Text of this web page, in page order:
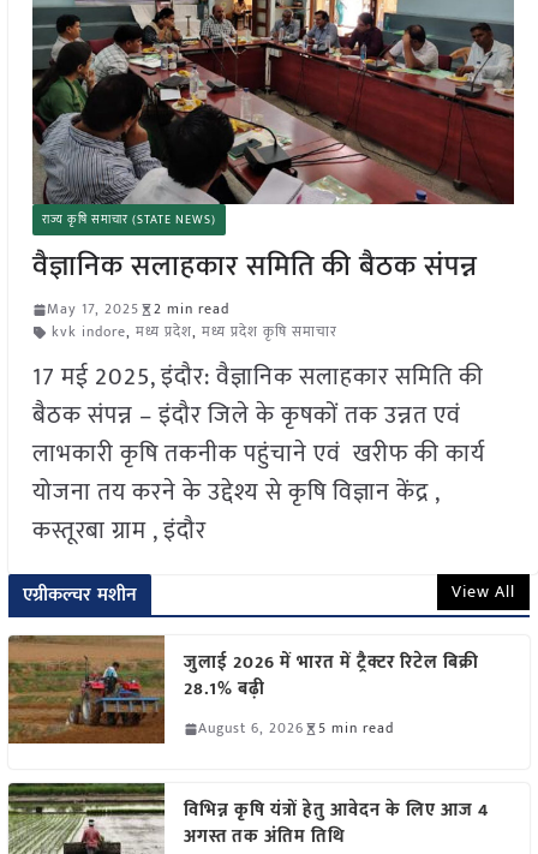
राज्य कृषि समाचार (STATE NEWS)
वैज्ञानिक सलाहकार समिति की बैठक संपन्न
May 17, 2025
2 min read
kvk indore, मध्य प्रदेश, मध्य प्रदेश कृषि समाचार
17 मई 2025, इंदौर: वैज्ञानिक सलाहकार समिति की
बैठक संपन्न – इंदौर जिले के कृषकों तक उन्नत एवं
लाभकारी कृषि तकनीक पहुंचाने एवं खरीफ की कार्य
योजना तय करने के उद्देश्य से कृषि विज्ञान केंद्र ,
कस्तूरबा ग्राम , इंदौर
एग्रीकल्चर मशीन View All
जुलाई 2026 में भारत में ट्रैक्टर रिटेल बिक्री
28.1% बढ़ी
August 6, 2026 5 min read
विभिन्न कृषि यंत्रों हेतु आवेदन के लिए आज 4
अगस्त तक अंतिम तिथि